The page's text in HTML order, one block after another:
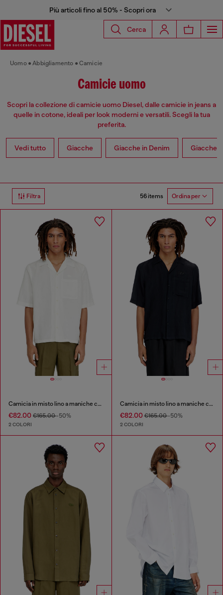
Più articoli fino al 50% - Scopri ora
Cerca
Uomo Abbigliamento Camicie
Camicie uomo
Scopri la collezione di camicie uomo Diesel, dalle camicie in jeans a
quelle in cotone, ideali per look moderni e versatili. Scegli la tua
preferita.
Vedi tutto Giacche Giacche in Denim Giacche
Filtra 56 items Ordina per
Camicia in misto lino a maniche corte
€82.00 €165.00-50%
2 COLORI
Camicia in misto lino a maniche corte
€82.00€165.00-50%
2 COLORI